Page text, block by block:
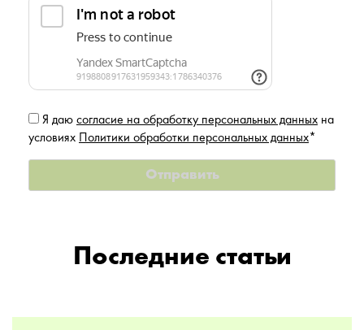
Я даю согласие на обработку персональных данных на
условиях Политики обработки персональных данных*
Последние статьи